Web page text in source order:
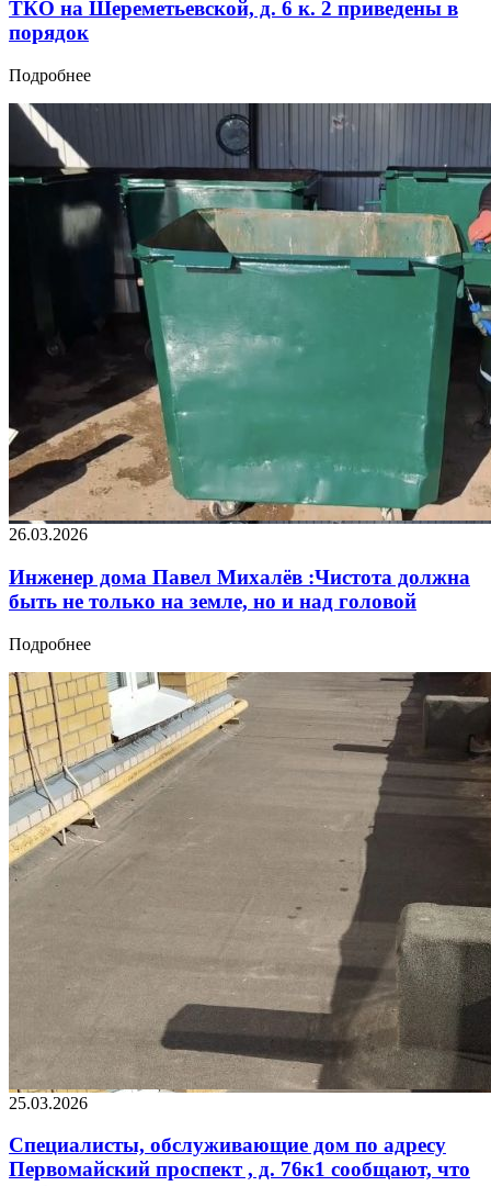
ТКО на Шереметьевской, д. 6 к. 2 приведены в
порядок
Подробнее
26.03.2026
Инженер дома Павел Михалёв :Чистота должна
быть не только на земле, но и над головой
Подробнее
25.03.2026
Специалисты, обслуживающие дом по адресу
Первомайский проспект , д. 76к1 сообщают, что